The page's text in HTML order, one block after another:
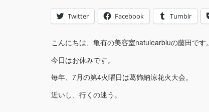
Twitter Facebook Tumblr
こんにちは、亀有の美容室natulearbluの藤田です。
今日はお休みです。
毎年、7月の第4火曜日は葛飾納涼花火大会。
近いし、行くの迷う。